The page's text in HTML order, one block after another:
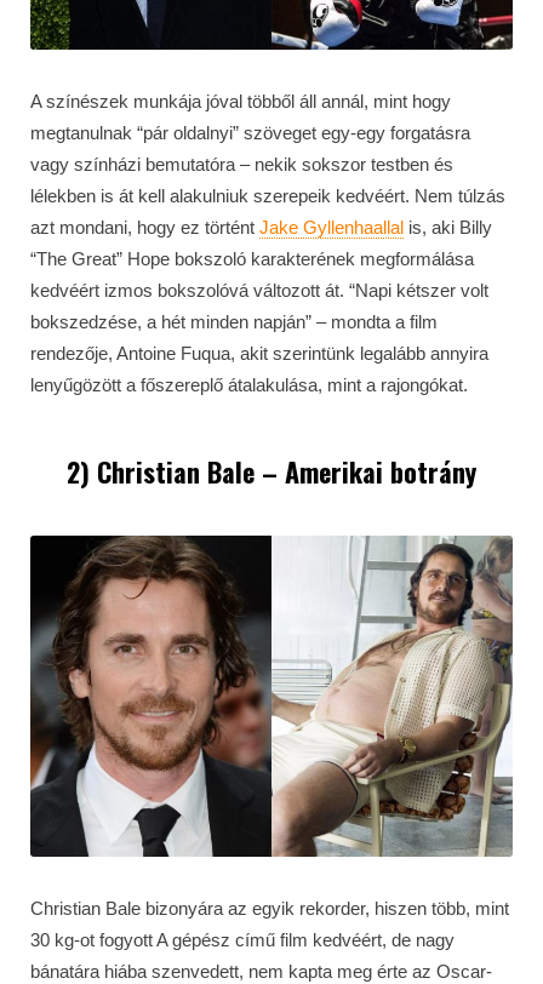
A színészek munkája jóval többől áll annál, mint hogy
megtanulnak “pár oldalnyi” szöveget egy-egy forgatásra
vagy színházi bemutatóra – nekik sokszor testben és
lélekben is át kell alakulniuk szerepeik kedvéért. Nem túlzás
azt mondani, hogy ez történt Jake Gyllenhaallal is, aki Billy
“The Great” Hope bokszoló karakterének megformálása
kedvéért izmos bokszolóvá változott át. “Napi kétszer volt
bokszedzése, a hét minden napján” – mondta a film
rendezője, Antoine Fuqua, akit szerintünk legalább annyira
lenyűgözött a főszereplő átalakulása, mint a rajongókat.
2) Christian Bale – Amerikai botrány
Christian Bale bizonyára az egyik rekorder, hiszen több, mint
30 kg-ot fogyott A gépész című film kedvéért, de nagy
bánatára hiába szenvedett, nem kapta meg érte az Oscar-